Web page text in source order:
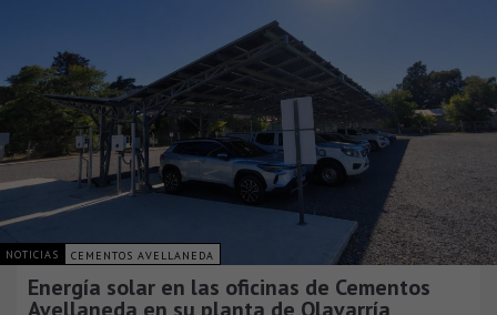
NOTICIAS CEMENTOS AVELLANEDA
Energía solar en las oficinas de Cementos